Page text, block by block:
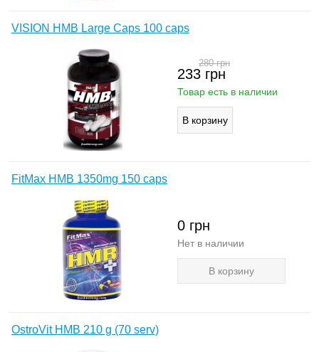
VISION HMB Large Caps 100 caps
233 грн
280грн
Товар есть в наличии
FitMax HMB 1350mg 150 caps
0 грн
Нет в наличии
В корзину
OstroVit HMB 210 g (70 serv)